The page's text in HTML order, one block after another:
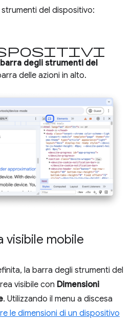
del dispositivo:
degli strumenti del
delle azioni in alto.
visibile mobile
la barra degli strumenti del
visibile con Dimensioni
. Utilizzando il menu a discesa
le dimensioni di un dispositivo